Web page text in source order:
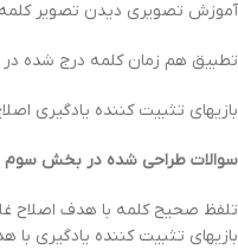
آموزش تصویری دیدن تصویر
تطبیق هم زمان کلمه درج شده
بازیهای تثبیت کننده یادگیری
سوالات طراحی شده در بخش سوم
تلفظ صحیح کلمه با هدف اصلاح
بازیهای تثبیت کننده یادگیری